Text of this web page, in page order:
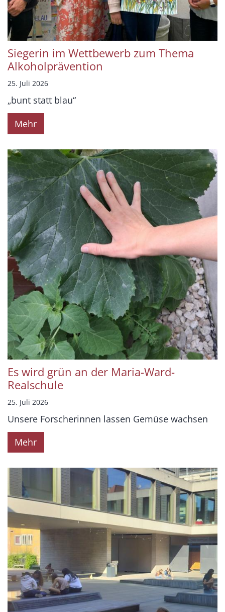
Siegerin im Wettbewerb zum Thema
Alkoholprävention
25. Juli 2026
„bunt statt blau“
Mehr
Es wird grün an der Maria-Ward-
Realschule
25. Juli 2026
Unsere Forscherinnen lassen Gemüse wachsen
Mehr